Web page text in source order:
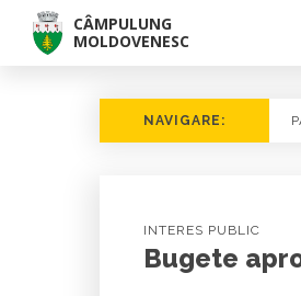
CÂMPULUNG
MOLDOVENESC
NAVIGARE:
INTERES PUBLIC
Bugete